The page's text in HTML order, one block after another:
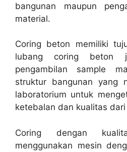
bangunan maupun
material.
Coring beton memiliki
lubang coring beton
pengambilan sample
struktur bangunan yang
laboratorium untuk
ketebalan dan kualitas
Coring dengan
menggunakan mesin